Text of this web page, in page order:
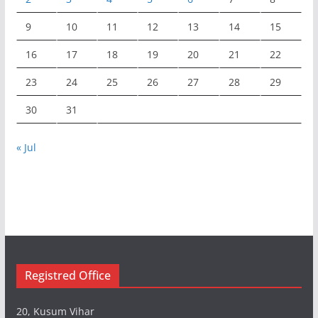
9 10 11 12 13 14 15
16 17 18 19 20 21 22
23 24 25 26 27 28 29
30 31
« Jul
Registred Office
20, Kusum Vihar